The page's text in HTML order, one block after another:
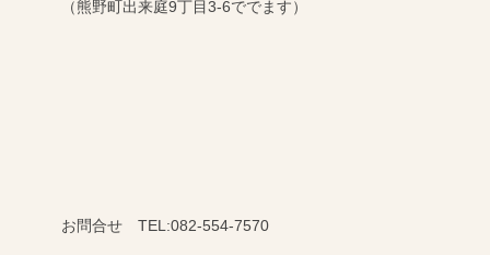
（熊野町出来庭9丁目3-6ででます）
お問合せ TEL:082-554-7570